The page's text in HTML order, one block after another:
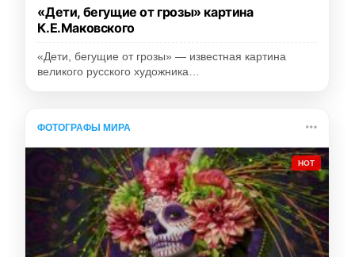
«Дети, бегущие от грозы» картина
К.Е.Маковского
«Дети, бегущие от грозы» — известная картина
великого русского художника…
ФОТОГРАФЫ МИРА
HOT